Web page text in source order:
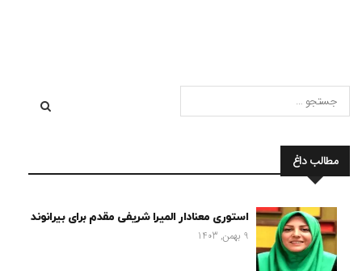
مطالب داغ
استوری معنادار المیرا شریفی مقدم برای بیرانوند
9 بهمن, 1403